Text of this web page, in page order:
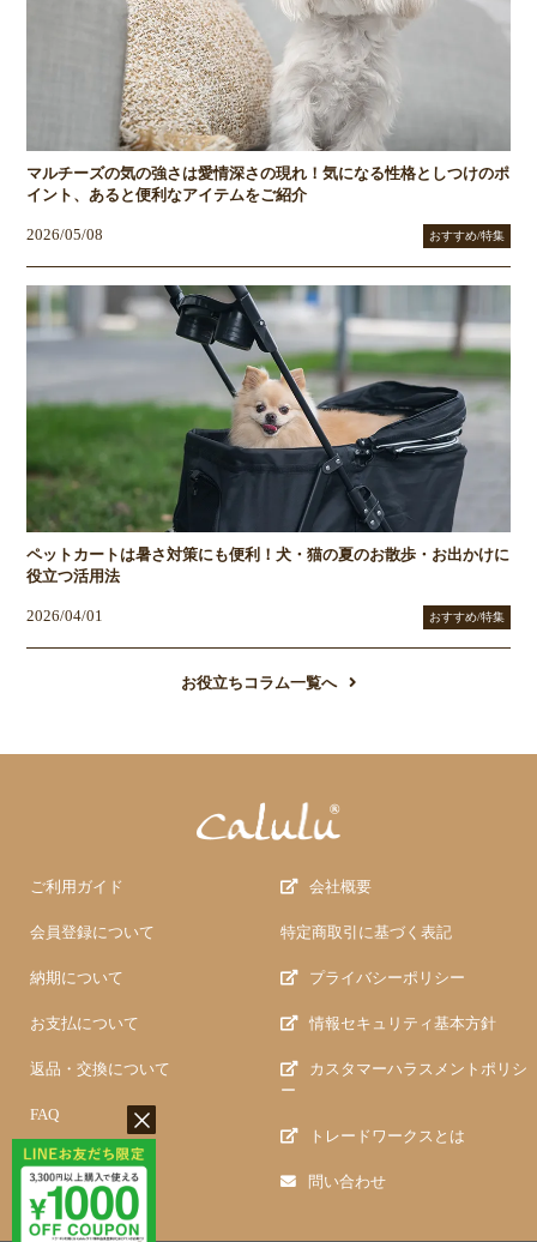
マルチーズの気の強さは愛情深さの現れ！気になる性格としつけのポ
イント、あると便利なアイテムをご紹介
2026/05/08 おすすめ/特集
ペットカートは暑さ対策にも便利！犬・猫の夏のお散歩・お出かけに
役立つ活用法
2026/04/01 おすすめ/特集
お役立ちコラム一覧へ
ご利用ガイド
会員登録について
納期について
お支払について
返品・交換について
FAQ
会社概要
特定商取引に基づく表記
プライバシーポリシー
情報セキュリティ基本方針
カスタマーハラスメントポリシ
ー
トレードワークスとは
問い合わせ